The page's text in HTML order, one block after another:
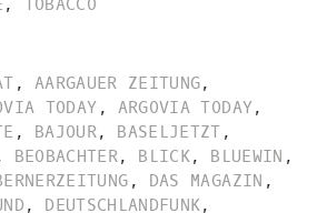
, TOBACCO
, AARGAUER ZEITUNG,
TODAY, ARGOVIA TODAY,
, BAJOUR, BASELJETZT ,
BEOBACHTER, BLICK, BLUEWIN ,
, DAS MAGAZIN ,
, DEUTSCHLANDFUNK,